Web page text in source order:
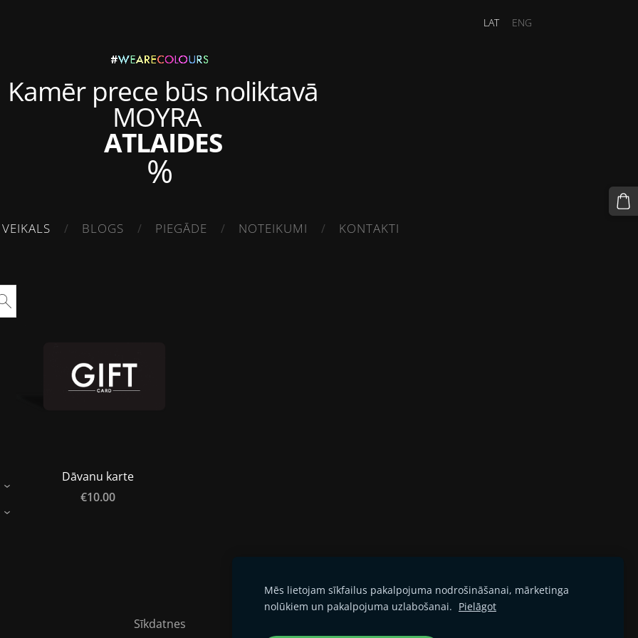
Kamēr prece būs noliktavā
MOYRA
ATLAIDES
%
VEIKALS BLOGS PIEGĀDE NOTEIKUMI KONTAKTI
LAT ENG
›
›
Dāvanu karte
€10.00
Sīkdatnes
Mēs lietojam sīkfailus pakalpojuma nodrošināšanai, mārketinga
nolūkiem un pakalpojuma uzlabošanai. Pielāgot